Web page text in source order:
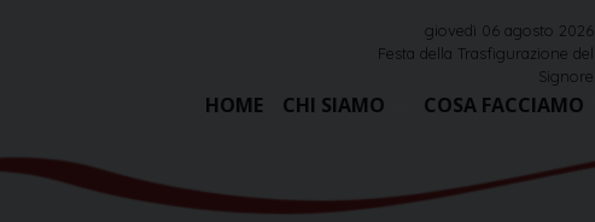
giovedì 06 agosto 2026
Festa della Trasfigurazione del
Signore
HOME CHI SIAMO COSA FACCIAMO